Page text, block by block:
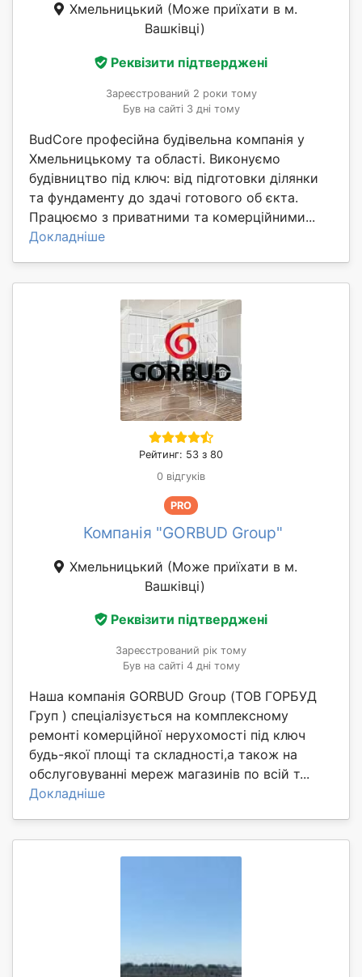
Хмельницький (Може приїхати в м.
Вашківці)
Реквізити підтверджені
Зареєстрований 2 роки тому
Був на сайті 3 дні тому
BudCore професійна будівельна компанія у
Хмельницькому та області. Виконуємо
будівництво під ключ: від підготовки ділянки
та фундаменту до здачі готового об єкта.
Працюємо з приватними та комерційними...
Докладніше
Рейтинг: 53 з 80
0 відгуків
PRO
Компанія "GORBUD Group"
Хмельницький (Може приїхати в м.
Вашківці)
Реквізити підтверджені
Зареєстрований рік тому
Був на сайті 4 дні тому
Наша компанія GORBUD Group (ТОВ ГОРБУД
Груп ) спеціалізується на комплексному
ремонті комерційної нерухомості під ключ
будь-якої площі та складності,а також на
обслуговуванні мереж магазинів по всій т...
Докладніше